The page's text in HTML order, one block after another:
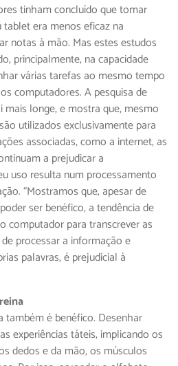
tinham concluído que tomar
era menos eficaz na
notas à mão. Mas estes estudos
principalmente, na capacidade
várias tarefas ao mesmo tempo
computadores. A pesquisa de
longe, e mostra que, mesmo
utilizados exclusivamente para
associadas, como a internet, as
a prejudicar a
uso resulta num processamento
“Mostramos que, apesar de
ser benéfico, a tendência de
computador para transcrever as
processar a informação e
palavras, é prejudicial à
também é benéfico. Desenhar
experiências táteis, implicando os
dedos e da mão, os músculos